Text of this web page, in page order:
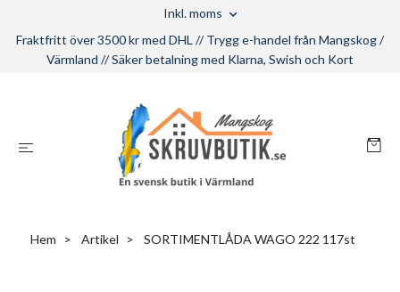
Inkl. moms
Fraktfritt över 3500 kr med DHL // Trygg e-handel från Mangskog /
Värmland // Säker betalning med Klarna, Swish och Kort
Hem Artikel SORTIMENTLÅDA WAGO 222 117st